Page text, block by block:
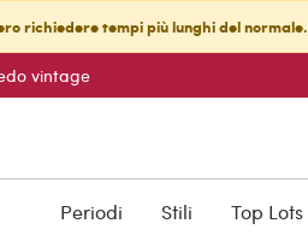
richiedere tempi più lunghi del normale.
vintage
Periodi Stili Top Lots